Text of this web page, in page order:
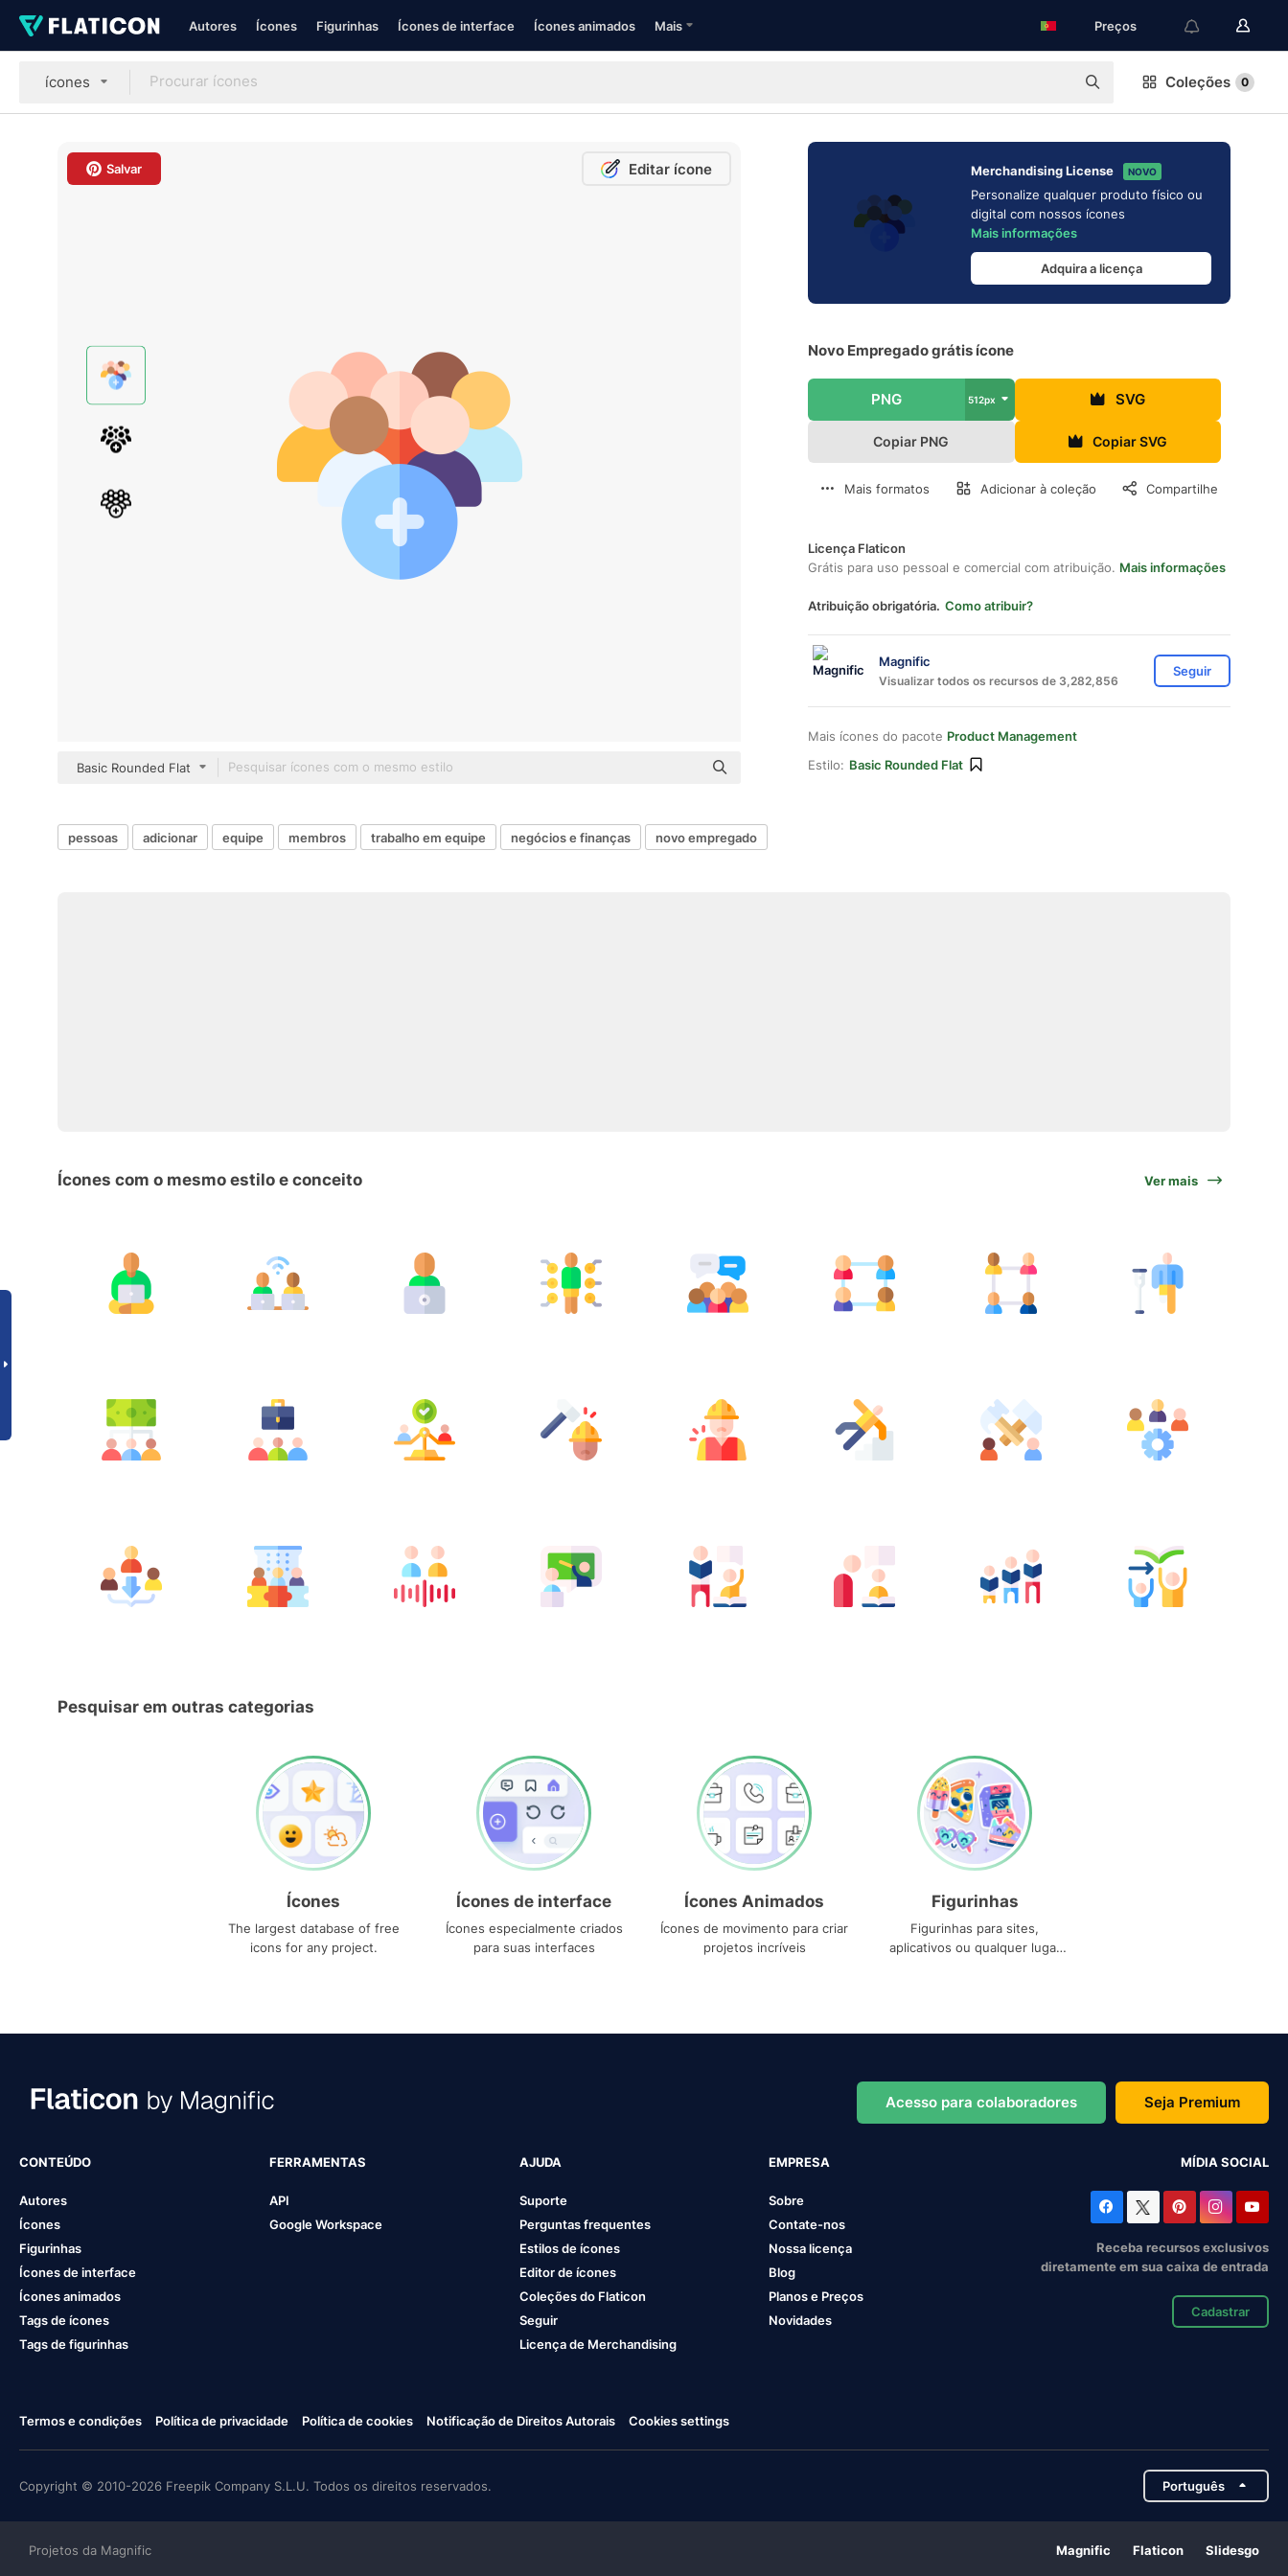
Autores Ícones Figurinhas Ícones de interface Ícones animados Mais Preços
ícones Coleções 0
Salvar Editar ícone
Basic Rounded Flat
Merchandising License NOVO
Personalize qualquer produto físico ou
digital com nossos ícones
Mais informações
Adquira a licença
Novo Empregado grátis ícone
PNG 512px SVG
Copiar PNG Copiar SVG
Mais formatos Adicionar à coleção Compartilhe
Licença Flaticon
Grátis para uso pessoal e comercial com atribuição. Mais informações
Atribuição obrigatória. Como atribuir?
Magnific
Visualizar todos os recursos de 3,282,856
Seguir
Mais ícones do pacote Product Management
Estilo: Basic Rounded Flat
pessoas adicionar equipe membros trabalho em equipe negócios e finanças novo empregado
Ícones com o mesmo estilo e conceito Ver mais
Pesquisar em outras categorias
Ícones
The largest database of free
icons for any project.
Ícones de interface
Ícones especialmente criados
para suas interfaces
Ícones Animados
Ícones de movimento para criar
projetos incríveis
Figurinhas
Figurinhas para sites,
aplicativos ou qualquer lugar
Acesso para colaboradores Seja Premium
CONTEÚDO
Autores
Ícones
Figurinhas
Ícones de interface
Ícones animados
Tags de ícones
Tags de figurinhas
FERRAMENTAS
API
Google Workspace
AJUDA
Suporte
Perguntas frequentes
Estilos de ícones
Editor de ícones
Coleções do Flaticon
Seguir
Licença de Merchandising
EMPRESA
Sobre
Contate-nos
Nossa licença
Blog
Planos e Preços
Novidades
MÍDIA SOCIAL
Receba recursos exclusivos
diretamente em sua caixa de entrada
Cadastrar
Termos e condições Política de privacidade Política de cookies Notificação de Direitos Autorais Cookies settings
Copyright © 2010-2026 Freepik Company S.L.U. Todos os direitos reservados. Português
Projetos da Magnific Magnific Flaticon Slidesgo